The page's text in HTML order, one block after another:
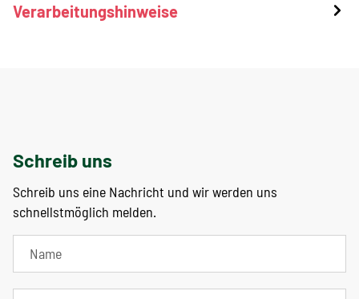
Verarbeitungshinweise
Schreib uns
Schreib uns eine Nachricht und wir werden uns
schnellstmöglich melden.